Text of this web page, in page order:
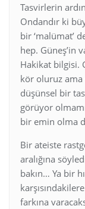
Tasvirlerin
Ondandır ki
bir ‘malümat’
hep. Güneş’in
Hakikat bilgisi.
kör oluruz ama
düşünsel bir
görüyor
bir emin olma
Bir ateiste
aralığına
bakın… Ya bir
farkına